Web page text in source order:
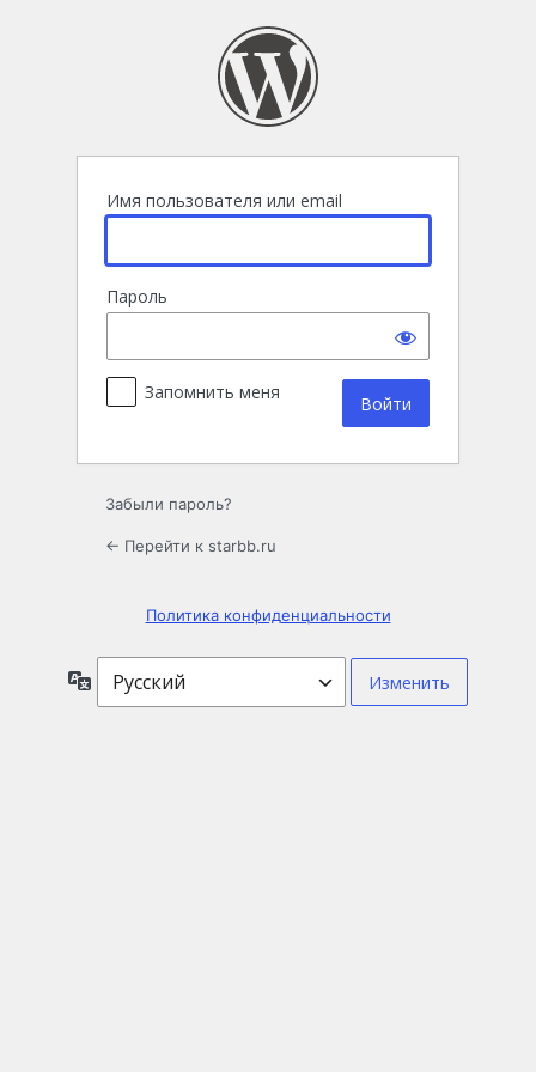
Имя пользователя или email
Пароль
Запомнить меня
Забыли пароль?
← Перейти к starbb.ru
Политика конфиденциальности
Язык